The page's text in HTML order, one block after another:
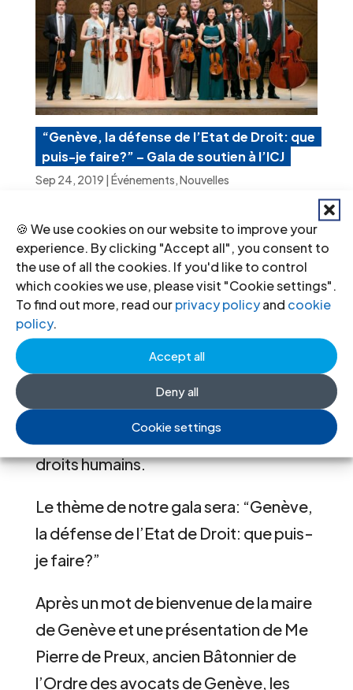
🍪 We use cookies on our website to improve your
experience. By clicking "Accept all", you consent to
the use of all the cookies. If you'd like to control
which cookies we use, please visit "Cookie settings".
To find out more, read ourprivacy policyand cookie
policy.
Accept all
Deny all
Cookie settings
“Genève, la défense de l’Etat de Droit: que
puis-je faire?” – Gala de soutien à l’ICJ
Sep 24, 2019 Événements,Nouvelles
L’ICJ organise son premier gala-
concert de récolte de fonds, le lundi 14
octobre 2019 à 19h30 au Palais Eynard,
4 rue de la Croix Rouge à Genève. Ce
gala soutient l’ICJ et son combat pour
la défense de l’Etat de Droit dans le
monde et qui marque la fin de la série
d’événements organisés pour notre
60e anniversaire dans la capitale des
droits humains.
Le thème de notre gala sera: “Genève,
la défense de l’Etat de Droit: que puis-
je faire?”
Après un mot de bienvenue de la maire
de Genève et une présentation de Me
Pierre de Preux, ancien Bâtonnier de
l’Ordre des avocats de Genève, les